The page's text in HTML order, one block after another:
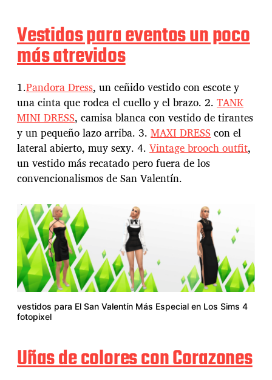
Vestidos para eventos un poco
más atrevidos
1.Pandora Dress, un ceñido vestido con escote y
una cinta que rodea el cuello y el brazo. 2. TANK
MINI DRESS, camisa blanca con vestido de tirantes
y un pequeño lazo arriba. 3. MAXI DRESScon el
lateral abierto, muy sexy. 4. Vintage brooch outfit,
un vestido más recatado pero fuera de los
convencionalismos de San Valentín.
vestidos para El San Valentín Más Especial en Los Sims 4
fotopixel
Uñas de colores con Corazones